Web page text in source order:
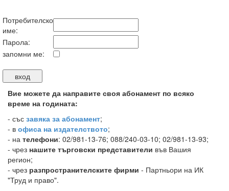
Потребителско
име:
Парола:
запомни ме:
Вие можете да направите своя абонамент по всяко
време на годината:
- със завяка за абонамент;
- в офиса на издателството;
- на телефони: 02/981-13-76; 088/240-03-10; 02/981-13-93;
- чрез нашите търговски представители във Вашия
регион;
- чрез разпространителските фирми - Партньори на ИК
"Труд и право".